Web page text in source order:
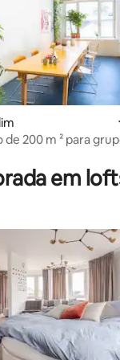
de 5, 30
200 m ² para
em